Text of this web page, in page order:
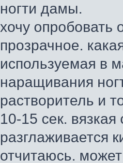
ногти дамы.
хочу опробовать
прозрачное.
используемая в
наращивания
растворитель и
10-15 сек.
разглаживается
отчитаюсь.